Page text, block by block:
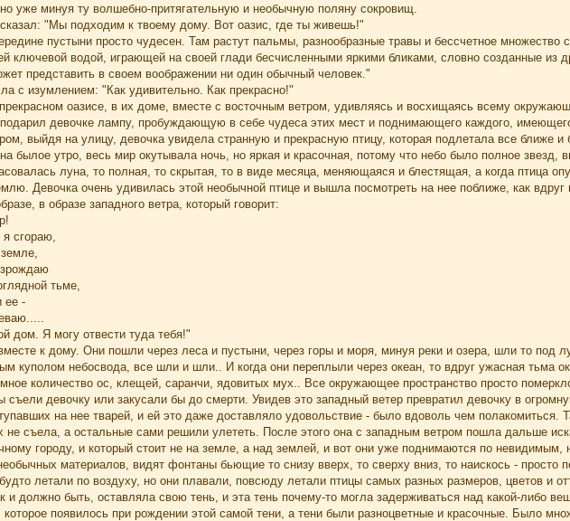
уже минуя ту волшебно-притягательную и необычную поляну сокровищ.
"Мы подходим к твоему дому. Вот оазис, где ты живешь!"
пустыни просто чудесен. Там растут пальмы, разнообразные травы и бессчетное множество
ключевой водой, играющей на своей глади бесчисленными яркими бликами, словно созданные из
представить в своем воображении ни один обычный человек."
с изумлением: "Как удивительно. Как прекрасно!"
оазисе, в их доме, вместе с восточным ветром, удивляясь и восхищаясь всему
подарил девочке лампу, пробуждающую в себе чудеса этих мест и поднимающего каждого,
выйдя на улицу, девочка увидела странную и прекрасную птицу, которая подлетала все ближе
былое утро, весь мир окутывала ночь, но яркая и красочная, потому что небо было полное звезд,
луна, то полная, то скрытая, то в виде месяца, меняющаяся и блестящая, а когда птица
Девочка очень удивилась этой необычной птице и вышла посмотреть на нее поближе, как вдруг
в образе западного ветра, который говорит:
я сгораю,
тьме,
ее -
дом. Я могу отвести туда тебя!"
к дому. Они пошли через леса и пустыни, через горы и моря, минуя реки и озера, шли то под
куполом небосвода, все шли и шли.. И когда они переплыли через океан, то вдруг ужасная тьма
количество ос, клещей, саранчи, ядовитых мух.. Все окружающее пространство просто
съели девочку или закусали бы до смерти. Увидев это западный ветер превратил девочку в
на нее тварей, и ей это даже доставляло удовольствие - было вдоволь чем полакомиться.
не съела, а остальные сами решили улететь. После этого она с западным ветром пошла дальше
городу, и который стоит не на земле, а над землей, и вот они уже поднимаются по
материалов, видят фонтаны бьющие то снизу вверх, то сверху вниз, то наискось - просто
летали по воздуху, но они плавали, повсюду летали птицы самых разных размеров, цветов и
и должно быть, оставляла свою тень, и эта тень почему-то могла задерживаться над какой-либо
появилось при рождении этой самой тени, а тени были разноцветные и красочные. Было